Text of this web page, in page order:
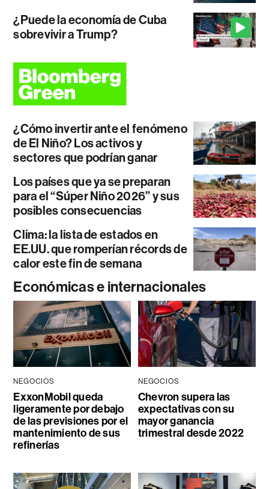
¿Puede la economía de Cuba
sobrevivir a Trump?
¿Cómo invertir ante el fenómeno
de El Niño? Los activos y
sectores que podrían ganar
Los países que ya se preparan
para el “Súper Niño 2026” y sus
posibles consecuencias
Clima: la lista de estados en
EE.UU. que romperían récords de
calor este fin de semana
Económicas e internacionales
NEGOCIOS
ExxonMobil queda
ligeramente por debajo
de las previsiones por el
mantenimiento de sus
refinerías
NEGOCIOS
Chevron supera las
expectativas con su
mayor ganancia
trimestral desde 2022